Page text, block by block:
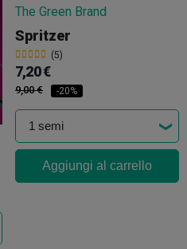
Spritzer
(5)
7,20 €
9,00 € -20%
Aggiungi al carrello